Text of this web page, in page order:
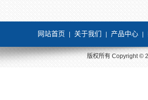
网站首页 关于我们 产品中心
版权所有 Copyright ©